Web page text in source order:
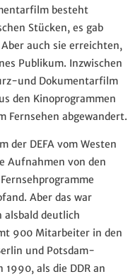
besteht
Stücken, es gab
auch sie erreichten,
Publikum. Inzwischen
und Dokumentarfilm
den Kinoprogrammen
Fernsehen abgewandert.
der DEFA vom Westen
Aufnahmen von den
Aber das war
alsbald deutlich
900 Mitarbeiter in den
und Potsdam-
als die DDR an